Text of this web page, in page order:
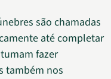
são chamadas
até completar
fazer
também nos